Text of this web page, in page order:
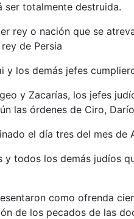
ser totalmente destruida.
rey o nación que se
de Persia
y los demás jefes
y Zacarías, los jefes
las órdenes de Ciro,
el día tres del mes de
y todos los demás judíos
como ofrenda
de los pecados de las